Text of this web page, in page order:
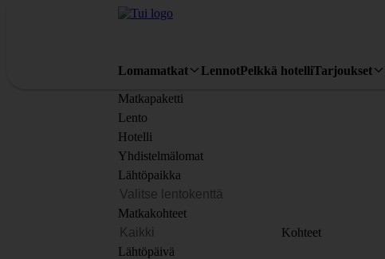
Lomamatkat LennotPelkkä hotelliTarjoukset
Matkapaketti
Lento
Hotelli
Yhdistelmälomat
Lähtöpaikka
Matkakohteet
Kohteet
Lähtöpäivä